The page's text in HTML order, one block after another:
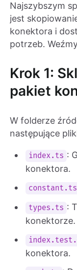
Najszybszym
jest
konektora i
potrzeb.
Krok 1:
pakiet
W folderze
następujące
index.ts :
konektora.
constant.ts
types.ts :
konektorze.
konektora.